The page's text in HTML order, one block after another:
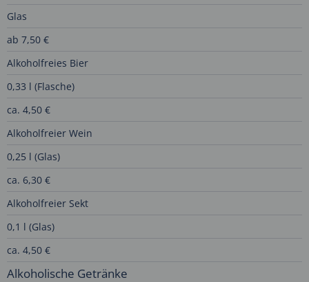
Glas
ab 7,50 €
Alkoholfreies Bier
0,33 l (Flasche)
ca. 4,50 €
Alkoholfreier Wein
0,25 l (Glas)
ca. 6,30 €
Alkoholfreier Sekt
0,1 l (Glas)
ca. 4,50 €
Alkoholische Getränke